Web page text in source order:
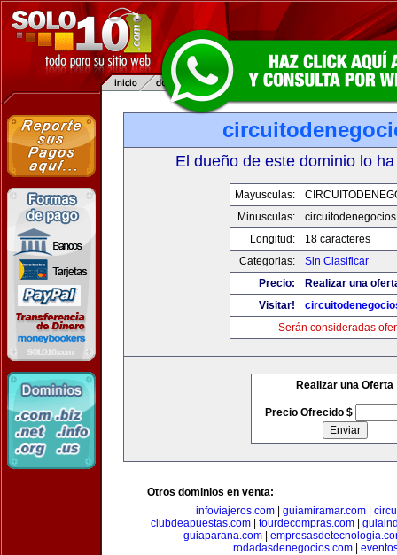
El dueño de este dominio lo
Mayusculas:
Minusculas:
Longitud:
18 caracteres
Categorias:
Sin Clasificar
Precio:
Realizar una
Visitar!
Serán consideradas
Realizar una Oferta
Precio Ofrecido $
Otros dominios en venta:
infoviajeros.com
guiamiramar.com
clubdeapuestas.com| tourdecompras.com|
guiaparana.com|
rodadasdenegocios.com